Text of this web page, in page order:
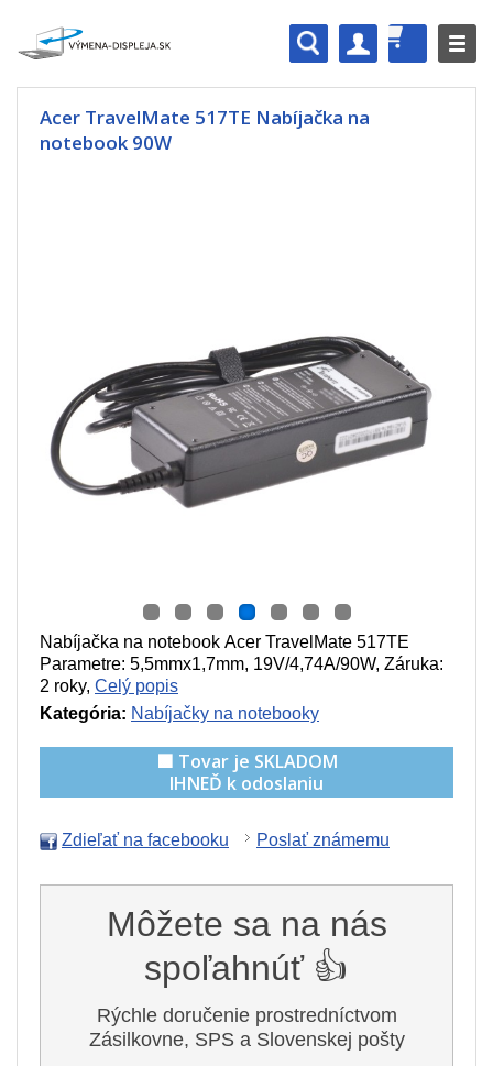
Acer TravelMate 517TE Nabíjačka na
notebook 90W
Nabíjačka na notebook Acer TravelMate 517TE
Parametre: 5,5mmx1,7mm, 19V/4,74A/90W, Záruka:
2 roky, Celý popis
Kategória: Nabíjačky na notebooky
🟩 Tovar je SKLADOM
IHNEĎ k odoslaniu
Zdieľať na facebooku Poslať známemu
Môžete sa na nás
spoľahnúť 👍
Rýchle doručenie prostredníctvom
Zásilkovne, SPS a Slovenskej pošty